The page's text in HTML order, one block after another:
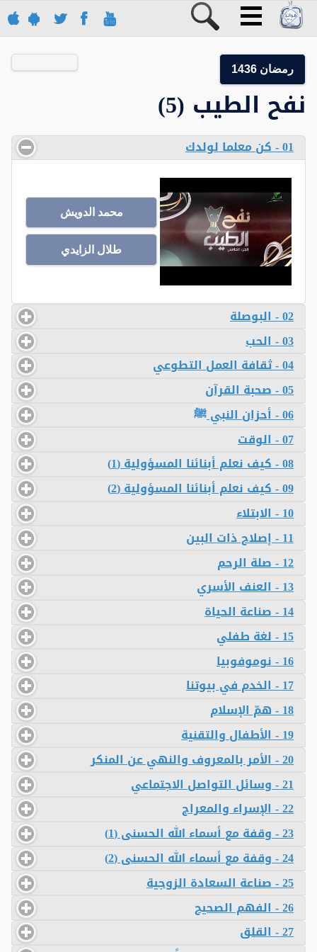
رمضان 1436
نفح الطيب (5)
01 - كن معلما لولدك
محمد الدويش
طلال الزايدي
02 - البوصلة
03 - الحب
04 - ثقافة العمل التطوعي
05 - صحبة القرآن
06 - أحزان النبي ﷺ
07 - الوقت
08 - كيف نعلم أبنائنا المسؤولية (1)
09 - كيف نعلم أبنائنا المسؤولية (2)
10 - الابتلاء
11 - إصلاح ذات البين
12 - صلة الرحم
13 - العنف الأسري
14 - صناعة الحياة
15 - لغة طفلي
16 - نوموفوبيا
17 - الخدم في بيوتنا
18 - همّ الإسلام
19 - الأطفال والتقنية
20 - الأمر بالمعروف والنهي عن المنكر
21 - وسائل التواصل الاجتماعي
22 - الإسراء والمعراج
23 - وقفة مع أسماء الله الحسنى (1)
24 - وقفة مع أسماء الله الحسنى (2)
25 - صناعة السعادة الزوجية
26 - الفهم الصحيح
27 - القلق